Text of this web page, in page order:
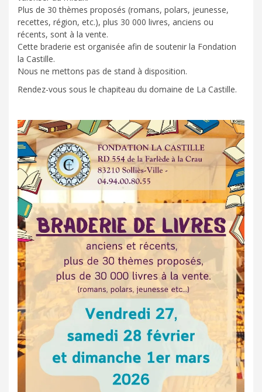
Plus de 30 thèmes proposés (romans, polars, jeunesse,
recettes, région, etc.), plus 30 000 livres, anciens ou
récents, sont à la vente.
Cette braderie est organisée afin de soutenir la Fondation
la Castille.
Nous ne mettons pas de stand à disposition.
Rendez-vous sous le chapiteau du domaine de La Castille.